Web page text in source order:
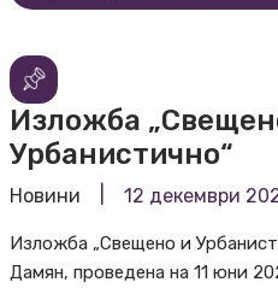
Изложба
Урбанистично“
Новини 12 декември
Изложба „Свещено и
Дамян, проведена на 11 юни